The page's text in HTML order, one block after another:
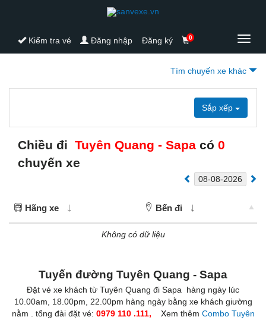
Kiểm tra vé Đăng nhập Đăng ký 0
Tìm chuyến xe khác
Sắp xếp
Chiều đi Tuyên Quang - Sapa có 0
chuyến xe
Hãng xe Bến đi
Không có dữ liệu
Tuyến đường Tuyên Quang - Sapa
Đặt vé xe khách từ Tuyên Quang đi Sapa hàng ngày lúc
10.00am, 18.00pm, 22.00pm hàng ngày bằng xe khách giường
nằm . tổng đài đặt vé: 0979 110 .111, Xem thêm Combo Tuyên